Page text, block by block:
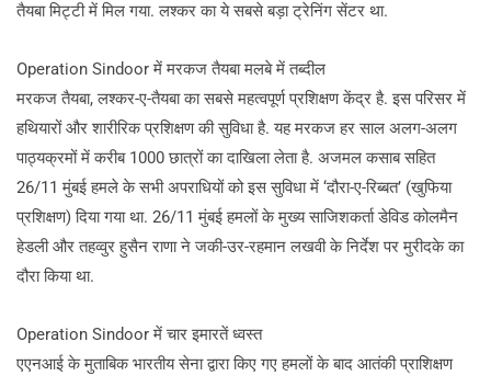
तैयबा मिट्टी में मिल गया. लश्कर का ये सबसे बड़ा ट्रेनिंग सेंटर था.
Operation Sindoor में मरकज तैयबा मलबे में तब्दील
मरकज तैयबा, लश्कर-ए-तैयबा का सबसे महत्वपूर्ण प्रशिक्षण केंद्र है. इस परिसर में
हथियारों और शारीरिक प्रशिक्षण की सुविधा है. यह मरकज हर साल अलग-अलग
पाठ्यक्रमों में करीब 1000 छात्रों का दाखिला लेता है. अजमल कसाब सहित
26/11 मुंबई हमले के सभी अपराधियों को इस सुविधा में ‘दौरा-ए-रिब्बत’ (खुफिया
प्रशिक्षण) दिया गया था. 26/11 मुंबई हमलों के मुख्य साजिशकर्ता डेविड कोलमैन
हेडली और तहव्वुर हुसैन राणा ने जकी-उर-रहमान लखवी के निर्देश पर मुरीदके का
दौरा किया था.
Operation Sindoor में चार इमारतें ध्वस्त
एएनआई के मुताबिक भारतीय सेना द्वारा किए गए हमलों के बाद आतंकी प्राशिक्षण